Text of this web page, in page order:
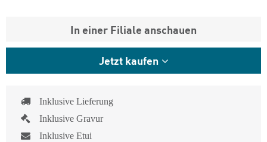
In einer Filiale anschauen
Jetzt kaufen
Inklusive Lieferung
Inklusive Gravur
Inklusive Etui